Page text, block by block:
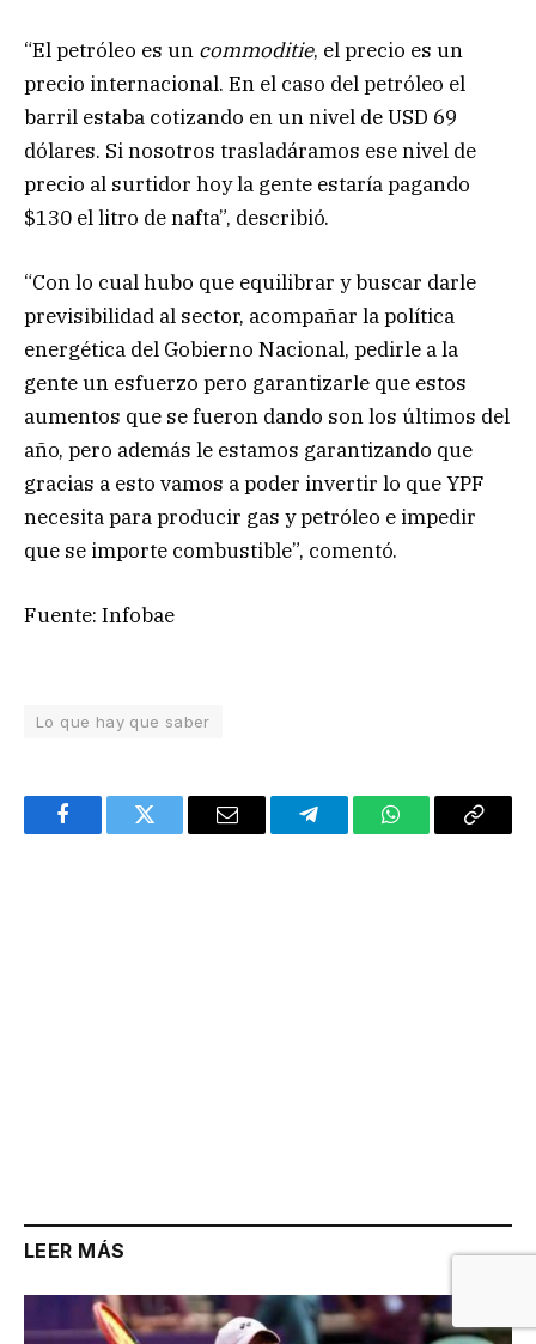
“El petróleo es un commoditie, el precio es un
precio internacional. En el caso del petróleo el
barril estaba cotizando en un nivel de USD 69
dólares. Si nosotros trasladáramos ese nivel de
precio al surtidor hoy la gente estaría pagando
$130 el litro de nafta”, describió.
“Con lo cual hubo que equilibrar y buscar darle
previsibilidad al sector, acompañar la política
energética del Gobierno Nacional, pedirle a la
gente un esfuerzo pero garantizarle que estos
aumentos que se fueron dando son los últimos del
año, pero además le estamos garantizando que
gracias a esto vamos a poder invertir lo que YPF
necesita para producir gas y petróleo e impedir
que se importe combustible”, comentó.
Fuente: Infobae
Lo que hay que saber
FacebookTwitter Email TelegramWhatsAppCopy
LEER MÁS